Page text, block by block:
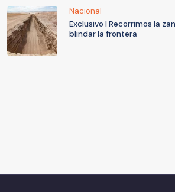
Nacional
Exclusivo | Recorrimos la
blindar la frontera